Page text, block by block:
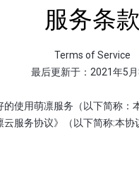
服务条款
Terms of Service
最后更新于：2021年5
的使用萌凛服务（以下简称：
云服务协议》（以下简称:本协